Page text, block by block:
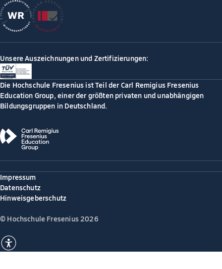
Unsere Auszeichnungen und Zertifizierungen:
Die Hochschule Fresenius ist Teil der Carl Remigius Fresenius
Education Group, einer der größten privaten und unabhängigen
Bildungsgruppen in Deutschland.
Impressum
Datenschutz
Hinweisgeberschutz
© Hochschule Fresenius 2026